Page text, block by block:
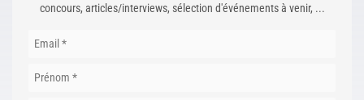
concours, articles/interviews, sélection d'événements à venir, ...